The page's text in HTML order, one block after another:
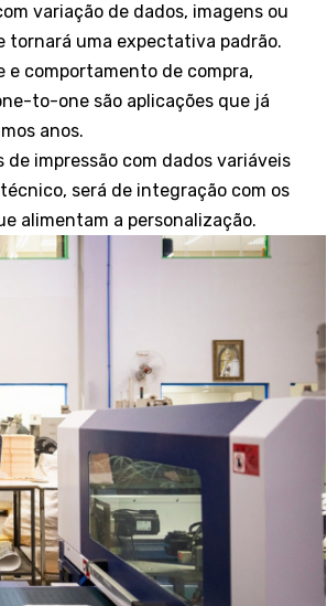
variação de dados, imagens ou
tornará uma expectativa padrão.
e comportamento de compra,
to-one são aplicações que já
anos.
impressão com dados variáveis
será de integração com os
alimentam a personalização.